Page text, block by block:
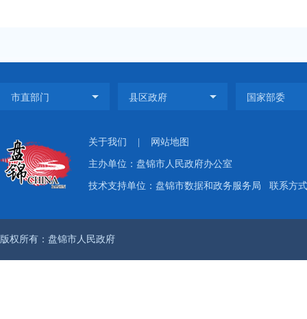
关于我们 网站地图
主办单位：盘锦市人民政府办公室
技术支持单位：盘锦市数据和政务服务局 联系方
版权所有：盘锦市人民政府